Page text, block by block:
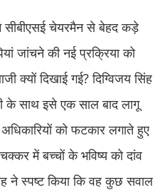
सीबीएसई चेयरमैन से बेहद कड़े
जांचने की नई प्रक्रिया को
क्यों दिखाई गई? दिग्विजय सिंह
के साथ इसे एक साल बाद लागू
को फटकार लगाते हुए
में बच्चों के भविष्य को दांव
ने स्पष्ट किया कि वह कुछ सवाल